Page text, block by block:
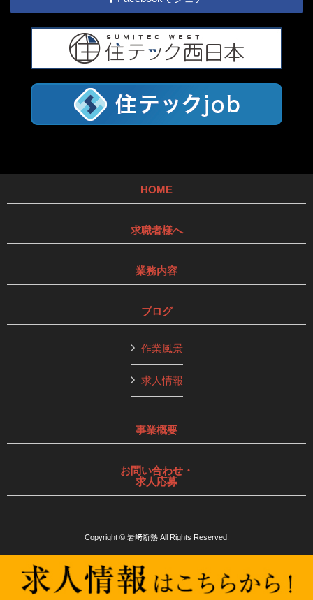
HOME
求職者様へ
業務内容
ブログ
作業風景
求人情報
事業概要
お問い合わせ・
求人応募
Copyright © 岩﨑断熱 All Rights Reserved.